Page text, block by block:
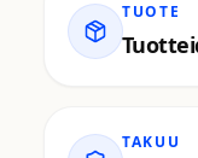
TUOTE
TAKUU